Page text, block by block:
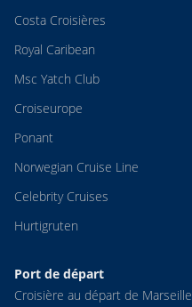
Costa Croisières
Royal Caribean
Msc Yatch Club
Croiseurope
Ponant
Norwegian Cruise Line
Celebrity Cruises
Hurtigruten
Port de départ
Croisière au départ de Marseille